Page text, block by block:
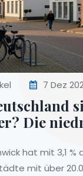
7 Dez
Die
hat mit 3,1
mit über